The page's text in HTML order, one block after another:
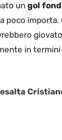
un gol
poco
in termini